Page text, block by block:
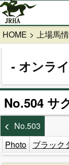
HOME 上場馬
オンラ
No.504 サ
No.503
Photo ブラック